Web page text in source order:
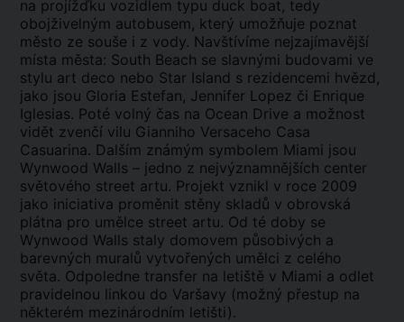
na projížďku vozidlem typu duck boat, tedy
obojživelným autobusem, který umožňuje poznat
město ze souše i z vody. Navštívíme nejzajímavější
místa města: South Beach se slavnými budovami ve
stylu art deco nebo Star Island s rezidencemi hvězd,
jako jsou Gloria Estefan, Jennifer Lopez či Enrique
Iglesias. Poté volný čas na Ocean Drive a možnost
vidět zvenčí vilu Gianniho Versaceho Casa
Casuarina. Dalším známým symbolem Miami jsou
Wynwood Walls – jedno z nejvýznamnějších center
světového street artu. Projekt vznikl v roce 2009
jako iniciativa proměnit stěny skladů v obrovská
plátna pro umělce street artu. Od té doby se
Wynwood Walls staly domovem působivých a
barevných muralů vytvořených umělci z celého
světa. Odpoledne transfer na letiště v Miami a odlet
pravidelnou linkou do Varšavy (možný přestup na
některém mezinárodním letišti).